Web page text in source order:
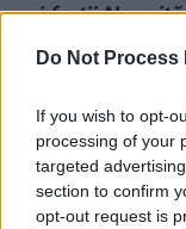
Do Not
If you wish to opt-
processing of your
targeted
section to confirm
opt-out request is
și frații Negoiță
modelul
mincinos și
gratuități, e